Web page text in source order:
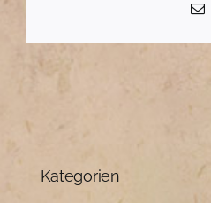
E-
Kategorien